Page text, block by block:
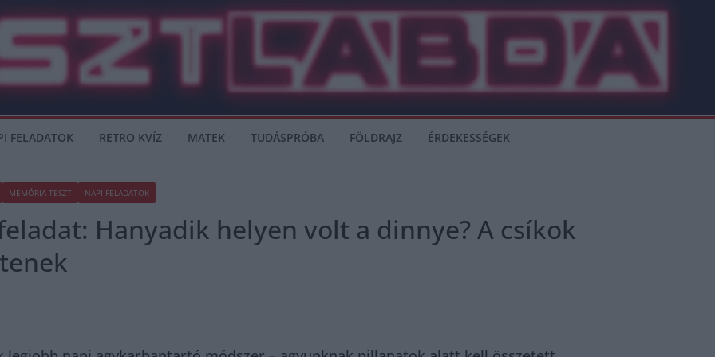
FELADATOK RETRO KVÍZ MATEK TUDÁSPRÓBA FÖLDRAJZ ÉRDEKESSÉGEK
MEMÓRIA TESZT NAPI FELADATOK
Hanyadik helyen volt a dinnye? A csíkok